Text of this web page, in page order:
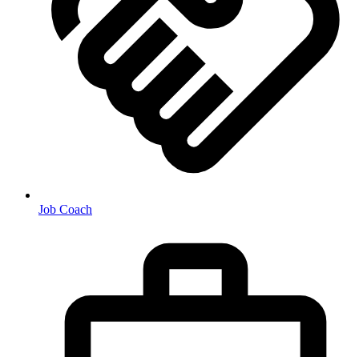
Job Coach